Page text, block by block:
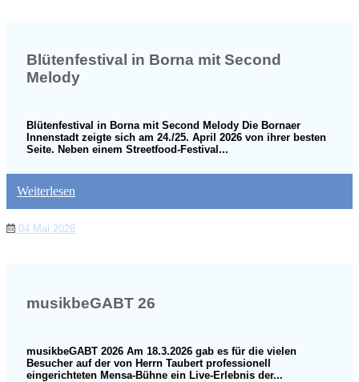
04 Mai 2026
Blütenfestival in Borna mit Second
Melody
Blütenfestival in Borna mit Second Melody Die Bornaer
Innenstadt zeigte sich am 24./25. April 2026 von ihrer besten
Seite. Neben einem Streetfood-Festival...
Weiterlesen
musikbeGABT 26
musikbeGABT 2026 Am 18.3.2026 gab es für die vielen
Besucher auf der von Herrn Taubert professionell
eingerichteten Mensa-Bühne ein Live-Erlebnis der...